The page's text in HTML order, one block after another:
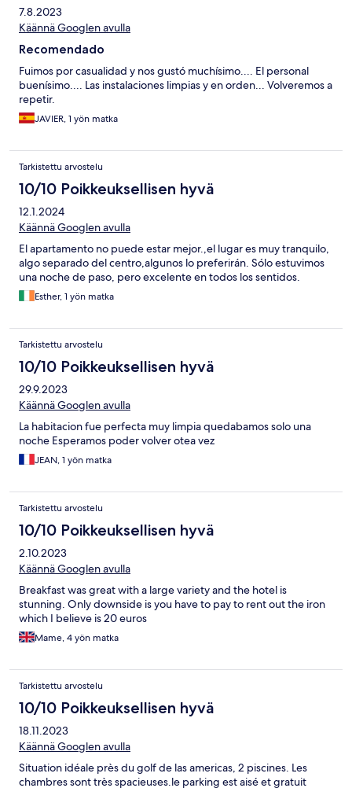
7.8.2023
Käännä Googlen avulla
Recomendado
Fuimos por casualidad y nos gustó muchísimo.... El personal
buenísimo.... Las instalaciones limpias y en orden... Volveremos a
repetir.
JAVIER, 1 yön matka
Tarkistettu arvostelu
10/10 Poikkeuksellisen hyvä
12.1.2024
Käännä Googlen avulla
El apartamento no puede estar mejor.,el lugar es muy tranquilo,
algo separado del centro,algunos lo preferirán. Sólo estuvimos
una noche de paso, pero excelente en todos los sentidos.
Esther, 1 yön matka
Tarkistettu arvostelu
10/10 Poikkeuksellisen hyvä
29.9.2023
Käännä Googlen avulla
La habitacion fue perfecta muy limpia quedabamos solo una
noche Esperamos poder volver otea vez
JEAN, 1 yön matka
Tarkistettu arvostelu
10/10 Poikkeuksellisen hyvä
2.10.2023
Käännä Googlen avulla
Breakfast was great with a large variety and the hotel is
stunning. Only downside is you have to pay to rent out the iron
which I believe is 20 euros
Mame, 4 yön matka
Tarkistettu arvostelu
10/10 Poikkeuksellisen hyvä
18.11.2023
Käännä Googlen avulla
Situation idéale près du golf de las americas, 2 piscines. Les
chambres sont très spacieuses.le parking est aisé et gratuit